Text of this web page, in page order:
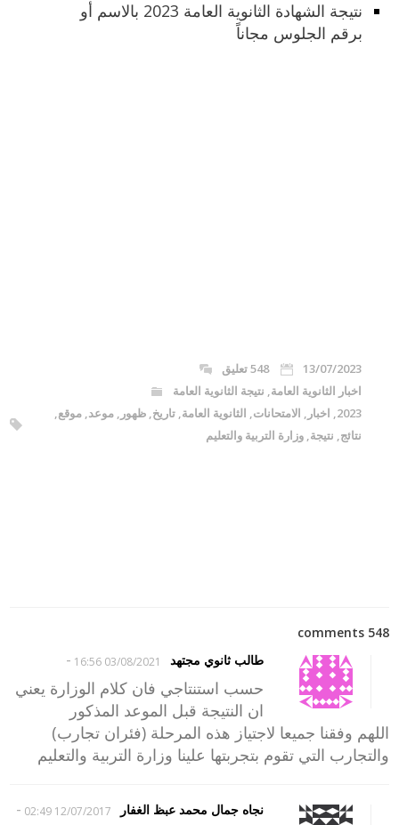
نتيجة الشهادة الثانوية العامة 2023 بالاسم أو
برقم الجلوس مجاناً
13/07/2023
548 تعليق
اخبار الثانوية العامة, نتيجة الثانوية العامة
2023
, اخبار , الامتحانات, الثانوية العامة,تاريخ,ظهور ,موعد,موقع,
نتائج, نتيجة,وزارة التربية والتعليم
548 comments
طالب ثانوي مجتهد
03/08/2021 16:56
-
حسب استنتاجي فان كلام الوزارة يعني
ان النتيجة قبل الموعد المذكور
اللهم وفقنا جميعا لاجتياز هذه المرحلة (فئران تجارب)
والتجارب التي تقوم بتجربتها علينا وزارة التربية والتعليم
نجاه جمال محمد عبظ الغفار 12/07/2017 02:49
-